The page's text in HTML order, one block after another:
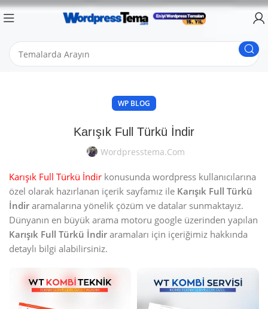
WP BLOG
Karışık Full Türkü İndir
Wordpresstema.com
Karışık Full Türkü İndir konusunda wordpress kullanıcılarına
özel olarak hazırlanan içerik sayfamız ile Karışık Full Türkü
İndir aramalarına yönelik çözüm ve datalar sunmaktayız.
Dünyanın en büyük arama motoru google üzerinden yapılan
Karışık Full Türkü İndir aramaları için içeriğimiz hakkında
detaylı bilgi alabilirsiniz.